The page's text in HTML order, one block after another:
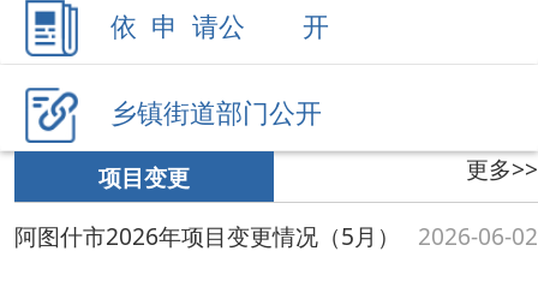
阿图什市项目变更情况（8月）
阿图什市项目变更情况（6月）
阿图什市项目变更情况（2-3月）
阿图什市项目变更情况（1-2月） 2025-02-25
阿图什市项目变更情况（1-12月） 2024-12-18